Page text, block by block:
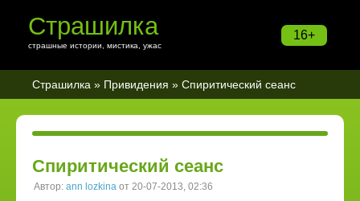
16+
Страшилка
страшные истории, мистика, ужас
Страшилка » Привидения » Спиритический сеанс
Спиритический сеанс
Автор: ann lozkina от 20-07-2013, 02:36